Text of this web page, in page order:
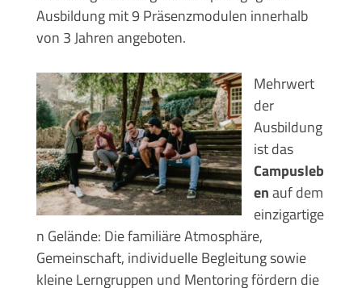
Ausbildung mit 9 Präsenzmodulen innerhalb
von 3 Jahren angeboten.
Mehrwert
der
Ausbildung
ist das
Campusleb
enauf dem
einzigartige
n Gelände: Die familiäre Atmosphäre,
Gemeinschaft, individuelle Begleitung sowie
kleine Lerngruppen und Mentoring fördern die